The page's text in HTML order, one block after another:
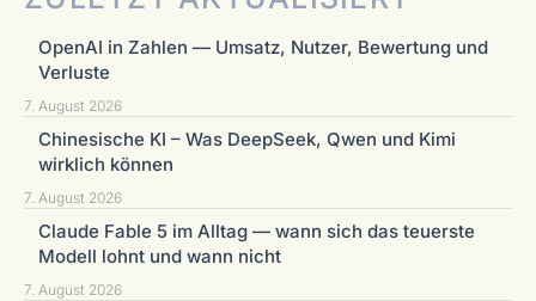
OpenAI in Zahlen — Umsatz, Nutzer, Bewertung und
Verluste
7. August 2026
Chinesische KI – Was DeepSeek, Qwen und Kimi
wirklich können
7. August 2026
Claude Fable 5 im Alltag — wann sich das teuerste
Modell lohnt und wann nicht
7. August 2026